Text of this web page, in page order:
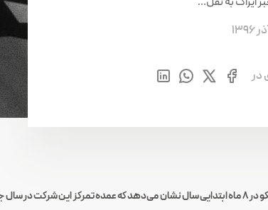
در
عملکرد تولید شرکت ایرالکو در ۸ ماه ابتدایی سال نشان می‌دهد که عمده